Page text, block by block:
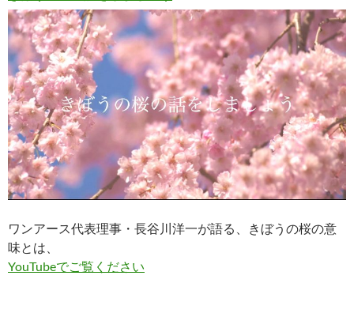
ワンアース代表理事・長谷川洋一が語る、きぼうの桜の意
味とは、
YouTubeでご覧ください